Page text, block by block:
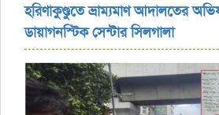
হরিণাকুণ্ডুতে ভ্রাম্যমাণ আদালতের
ডায়াগনস্টিক সেন্টার সিলগালা